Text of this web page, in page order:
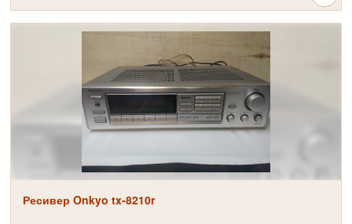
Ресивер Onkyo tx-8210r